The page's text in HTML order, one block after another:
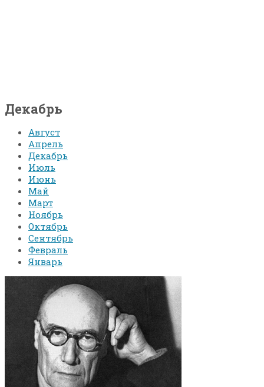
Декабрь
Август
Апрель
Декабрь
Июль
Июнь
Май
Март
Ноябрь
Октябрь
Сентябрь
Февраль
Январь